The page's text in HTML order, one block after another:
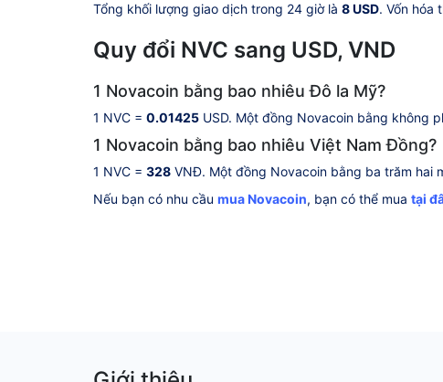
Tổng khối lượng giao dịch trong 24 giờ là 8 USD. Vốn hóa
Quy đổi NVC sang USD, VND
1 Novacoin bằng bao nhiêu Đô la Mỹ?
1 NVC = 0.01425 USD. Một đồng Novacoin bằng không
1 Novacoin bằng bao nhiêu Việt Nam Đồng?
1 NVC = 328 VNĐ. Một đồng Novacoin bằng ba trăm hai
Nếu bạn có nhu cầu mua Novacoin, bạn có thể mua tại